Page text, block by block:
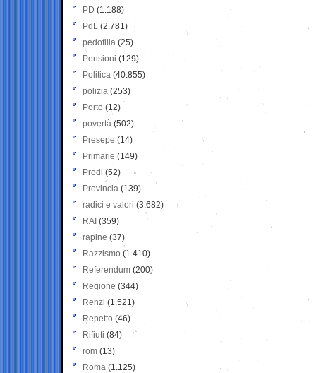
PD (1.188)
PdL (2.781)
pedofilia (25)
Pensioni (129)
Politica (40.855)
polizia (253)
Porto (12)
povertà (502)
Presepe (14)
Primarie (149)
Prodi (52)
Provincia (139)
radici e valori (3.682)
RAI (359)
rapine (37)
Razzismo (1.410)
Referendum (200)
Regione (344)
Renzi (1.521)
Repetto (46)
Rifiuti (84)
rom (13)
Roma (1.125)